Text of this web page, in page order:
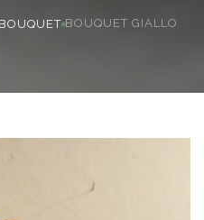
BOUQUET GIALLO